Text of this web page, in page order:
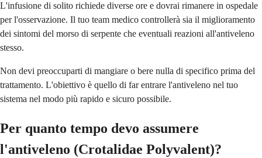
L'infusione di solito richiede diverse ore e dovrai rimanere in ospedale
per l'osservazione. Il tuo team medico controllerà sia il miglioramento
dei sintomi del morso di serpente che eventuali reazioni all'antiveleno
stesso.
Non devi preoccuparti di mangiare o bere nulla di specifico prima del
trattamento. L'obiettivo è quello di far entrare l'antiveleno nel tuo
sistema nel modo più rapido e sicuro possibile.
Per quanto tempo devo assumere
l'antiveleno (Crotalidae Polyvalent)?